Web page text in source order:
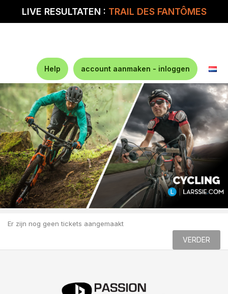
LIVE RESULTATEN : TRAIL DES FANTÔMES
Help account aanmaken - inloggen
Er zijn nog geen tickets aangemaakt
VERDER